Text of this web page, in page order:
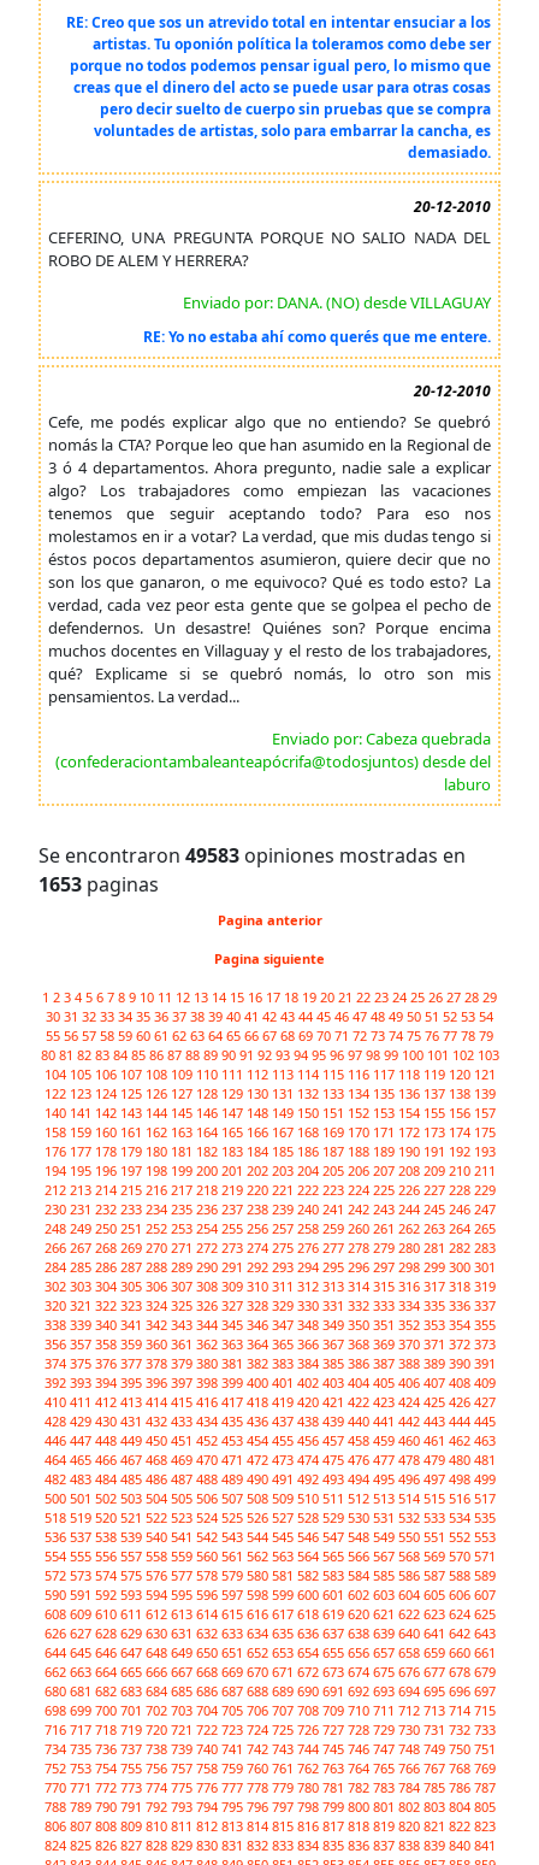
RE: Creo que sos un atrevido total en intentar ensuciar a los
artistas. Tu oponión política la toleramos como debe ser
porque no todos podemos pensar igual pero, lo mismo que
creas que el dinero del acto se puede usar para otras cosas
pero decir suelto de cuerpo sin pruebas que se compra
voluntades de artistas, solo para embarrar la cancha, es
demasiado.
20-12-2010
CEFERINO, UNA PREGUNTA PORQUE NO SALIO NADA DEL
ROBO DE ALEM Y HERRERA?
Enviado por: DANA. (NO) desde VILLAGUAY
RE: Yo no estaba ahí como querés que me entere.
20-12-2010
Cefe, me podés explicar algo que no entiendo? Se quebró
nomás la CTA? Porque leo que han asumido en la Regional de
3 ó 4 departamentos. Ahora pregunto, nadie sale a explicar
algo? Los trabajadores como empiezan las vacaciones
tenemos que seguir aceptando todo? Para eso nos
molestamos en ir a votar? La verdad, que mis dudas tengo si
éstos pocos departamentos asumieron, quiere decir que no
son los que ganaron, o me equivoco? Qué es todo esto? La
verdad, cada vez peor esta gente que se golpea el pecho de
defendernos. Un desastre! Quiénes son? Porque encima
muchos docentes en Villaguay y el resto de los trabajadores,
qué? Explicame si se quebró nomás, lo otro son mis
pensamientos. La verdad...
Enviado por: Cabeza quebrada
(confederaciontambaleanteapócrifa@todosjuntos) desde del
laburo
Se encontraron 49583 opiniones mostradas en
1653 paginas
Pagina anterior
Pagina siguiente
1 2 3 4 5 6 7 8 9 10 11 12 13 14 15 16 17 18 19 20 21 22 23 24 25 26 27 28 29
30 31 32 33 34 35 36 37 38 39 40 41 42 43 44 45 46 47 48 49 50 51 52 53 54
55 56 57 58 59 60 61 62 63 64 65 66 67 68 69 70 71 72 73 74 75 76 77 78 79
80 81 82 83 84 85 86 87 88 89 90 91 92 93 94 95 96 97 98 99 100 101 102 103
104 105 106 107 108 109 110 111 112 113 114 115 116 117 118 119 120 121
122 123 124 125 126 127 128 129 130 131 132 133 134 135 136 137 138 139
140 141 142 143 144 145 146 147 148 149 150 151 152 153 154 155 156 157
158 159 160 161 162 163 164 165 166 167 168 169 170 171 172 173 174 175
176 177 178 179 180 181 182 183 184 185 186 187 188 189 190 191 192 193
194 195 196 197 198 199 200 201 202 203 204 205 206 207 208 209 210 211
212 213 214 215 216 217 218 219 220 221 222 223 224 225 226 227 228 229
230 231 232 233 234 235 236 237 238 239 240 241 242 243 244 245 246 247
248 249 250 251 252 253 254 255 256 257 258 259 260 261 262 263 264 265
266 267 268 269 270 271 272 273 274 275 276 277 278 279 280 281 282 283
284 285 286 287 288 289 290 291 292 293 294 295 296 297 298 299 300 301
302 303 304 305 306 307 308 309 310 311 312 313 314 315 316 317 318 319
320 321 322 323 324 325 326 327 328 329 330 331 332 333 334 335 336 337
338 339 340 341 342 343 344 345 346 347 348 349 350 351 352 353 354 355
356 357 358 359 360 361 362 363 364 365 366 367 368 369 370 371 372 373
374 375 376 377 378 379 380 381 382 383 384 385 386 387 388 389 390 391
392 393 394 395 396 397 398 399 400 401 402 403 404 405 406 407 408 409
410 411 412 413 414 415 416 417 418 419 420 421 422 423 424 425 426 427
428 429 430 431 432 433 434 435 436 437 438 439 440 441 442 443 444 445
446 447 448 449 450 451 452 453 454 455 456 457 458 459 460 461 462 463
464 465 466 467 468 469 470 471 472 473 474 475 476 477 478 479 480 481
482 483 484 485 486 487 488 489 490 491 492 493 494 495 496 497 498 499
500 501 502 503 504 505 506 507 508 509 510 511 512 513 514 515 516 517
518 519 520 521 522 523 524 525 526 527 528 529 530 531 532 533 534 535
536 537 538 539 540 541 542 543 544 545 546 547 548 549 550 551 552 553
554 555 556 557 558 559 560 561 562 563 564 565 566 567 568 569 570 571
572 573 574 575 576 577 578 579 580 581 582 583 584 585 586 587 588 589
590 591 592 593 594 595 596 597 598 599 600 601 602 603 604 605 606 607
608 609 610 611 612 613 614 615 616 617 618 619 620 621 622 623 624 625
626 627 628 629 630 631 632 633 634 635 636 637 638 639 640 641 642 643
644 645 646 647 648 649 650 651 652 653 654 655 656 657 658 659 660 661
662 663 664 665 666 667 668 669 670 671 672 673 674 675 676 677 678 679
680 681 682 683 684 685 686 687 688 689 690 691 692 693 694 695 696 697
698 699 700 701 702 703 704 705 706 707 708 709 710 711 712 713 714 715
716 717 718 719 720 721 722 723 724 725 726 727 728 729 730 731 732 733
734 735 736 737 738 739 740 741 742 743 744 745 746 747 748 749 750 751
752 753 754 755 756 757 758 759 760 761 762 763 764 765 766 767 768 769
770 771 772 773 774 775 776 777 778 779 780 781 782 783 784 785 786 787
788 789 790 791 792 793 794 795 796 797 798 799 800 801 802 803 804 805
806 807 808 809 810 811 812 813 814 815 816 817 818 819 820 821 822 823
824 825 826 827 828 829 830 831 832 833 834 835 836 837 838 839 840 841